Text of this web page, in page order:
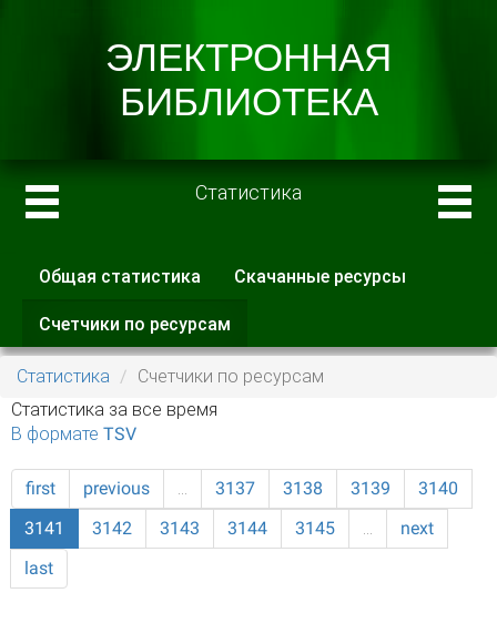
Статистика
Главные вкладки
Общая статистика Скачанные ресурсы
Счетчики по ресурсам
вкладка)
Статистика
Счетчики по ресурсам
Статистика за все время
В формате TSV
first previous … 3137 3138 3139
3140
3141
3142 3143 3144 3145 …
next
last